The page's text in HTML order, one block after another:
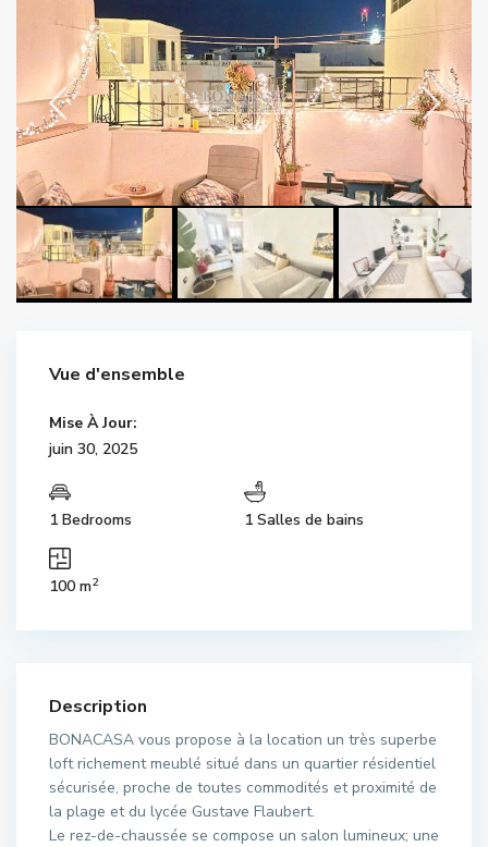
Vue d'ensemble
Mise À Jour:
juin 30, 2025
1 Bedrooms 1 Salles de bains
100 m2
Description
BONACASA vous propose à la location un très superbe
loft richement meublé situé dans un quartier résidentiel
sécurisée, proche de toutes commodités et proximité de
la plage et du lycée Gustave Flaubert.
Le rez-de-chaussée se compose un salon lumineux; une